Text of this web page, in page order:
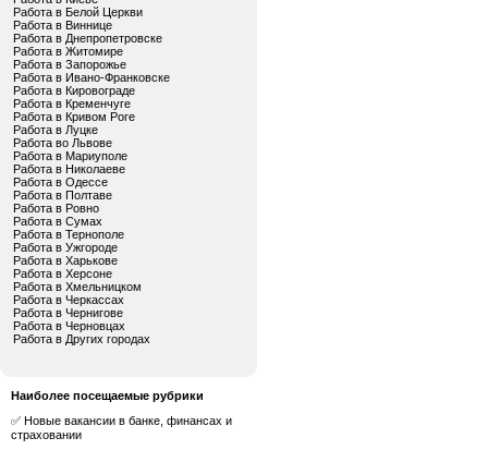
Работа в Белой Церкви
Работа в Виннице
Работа в Днепропетровске
Работа в Житомире
Работа в Запорожье
Работа в Ивано-Франковске
Работа в Кировограде
Работа в Кременчуге
Работа в Кривом Роге
Работа в Луцке
Работа во Львове
Работа в Мариуполе
Работа в Николаеве
Работа в Одессе
Работа в Полтаве
Работа в Ровно
Работа в Сумах
Работа в Тернополе
Работа в Ужгороде
Работа в Харькове
Работа в Херсоне
Работа в Хмельницком
Работа в Черкассах
Работа в Чернигове
Работа в Черновцах
Работа в Других городах
Наиболее посещаемые рубрики
✅ Новые вакансии в банке, финансах и
страховании